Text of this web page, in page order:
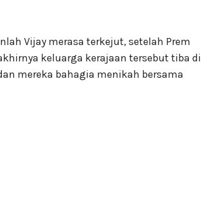
Vijay merasa terkejut, setelah Prem
keluarga kerajaan tersebut tiba di
mereka bahagia menikah bersama